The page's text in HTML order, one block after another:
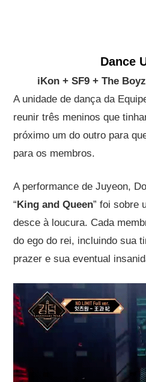
Dance
iKon + SF9 + The Boyz
A unidade de dança da
reunir três meninos que
próximo um do outro para
para os membros.
A performance de Juyeon,
“King and Queen” foi sobre
desce à loucura. Cada
do ego do rei, incluindo sua
prazer e sua eventual